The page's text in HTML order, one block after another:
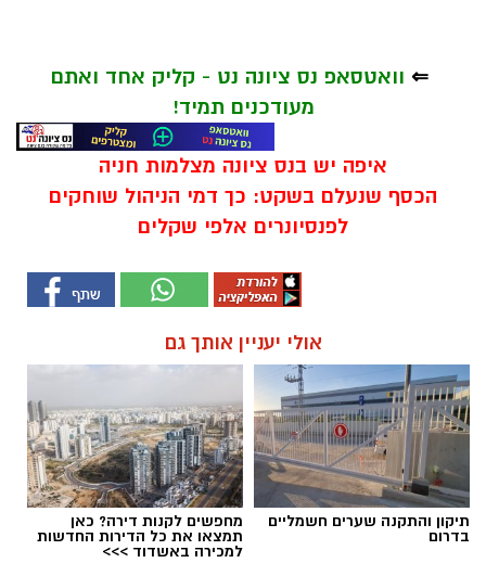
⇐ וואטסאפ נס ציונה נט - קליק אחד ואתם
מעודכנים תמיד!
איפה יש בנס ציונה מצלמות חניה
הכסף שנעלם בשקט: כך דמי הניהול שוחקים
לפנסיונרים אלפי שקלים
אולי יעניין אותך גם
תיקון והתקנה שערים חשמליים
בדרום
מחפשים לקנות דירה? כאן
תמצאו את כל הדירות החדשות
למכירה באשדוד >>>